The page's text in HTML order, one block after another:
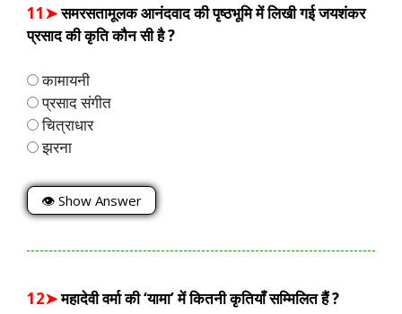
11➤समरसतामूलक आनंदवाद की पृष्ठभूमि में लिखी गई जयशंकर
प्रसाद की कृति कौन सी है ?
कामायनी
प्रसाद संगीत
चित्राधार
झरना
👁 Show Answer
12➤महादेवी वर्मा की ‘यामा’ में कितनी कृतियाँ सम्मिलित हैं ?